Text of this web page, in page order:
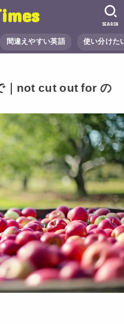
間違えやすい英語 使い分けた
SEARCH
｜not cut out for の